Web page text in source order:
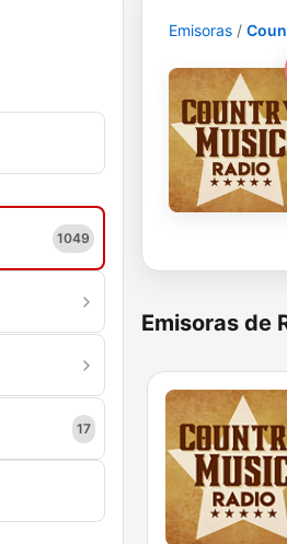
1049
17
Emisoras
Emisoras de